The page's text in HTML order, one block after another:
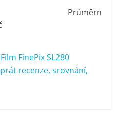
Průměrn
FinePix SL280
recenze, srovnání,